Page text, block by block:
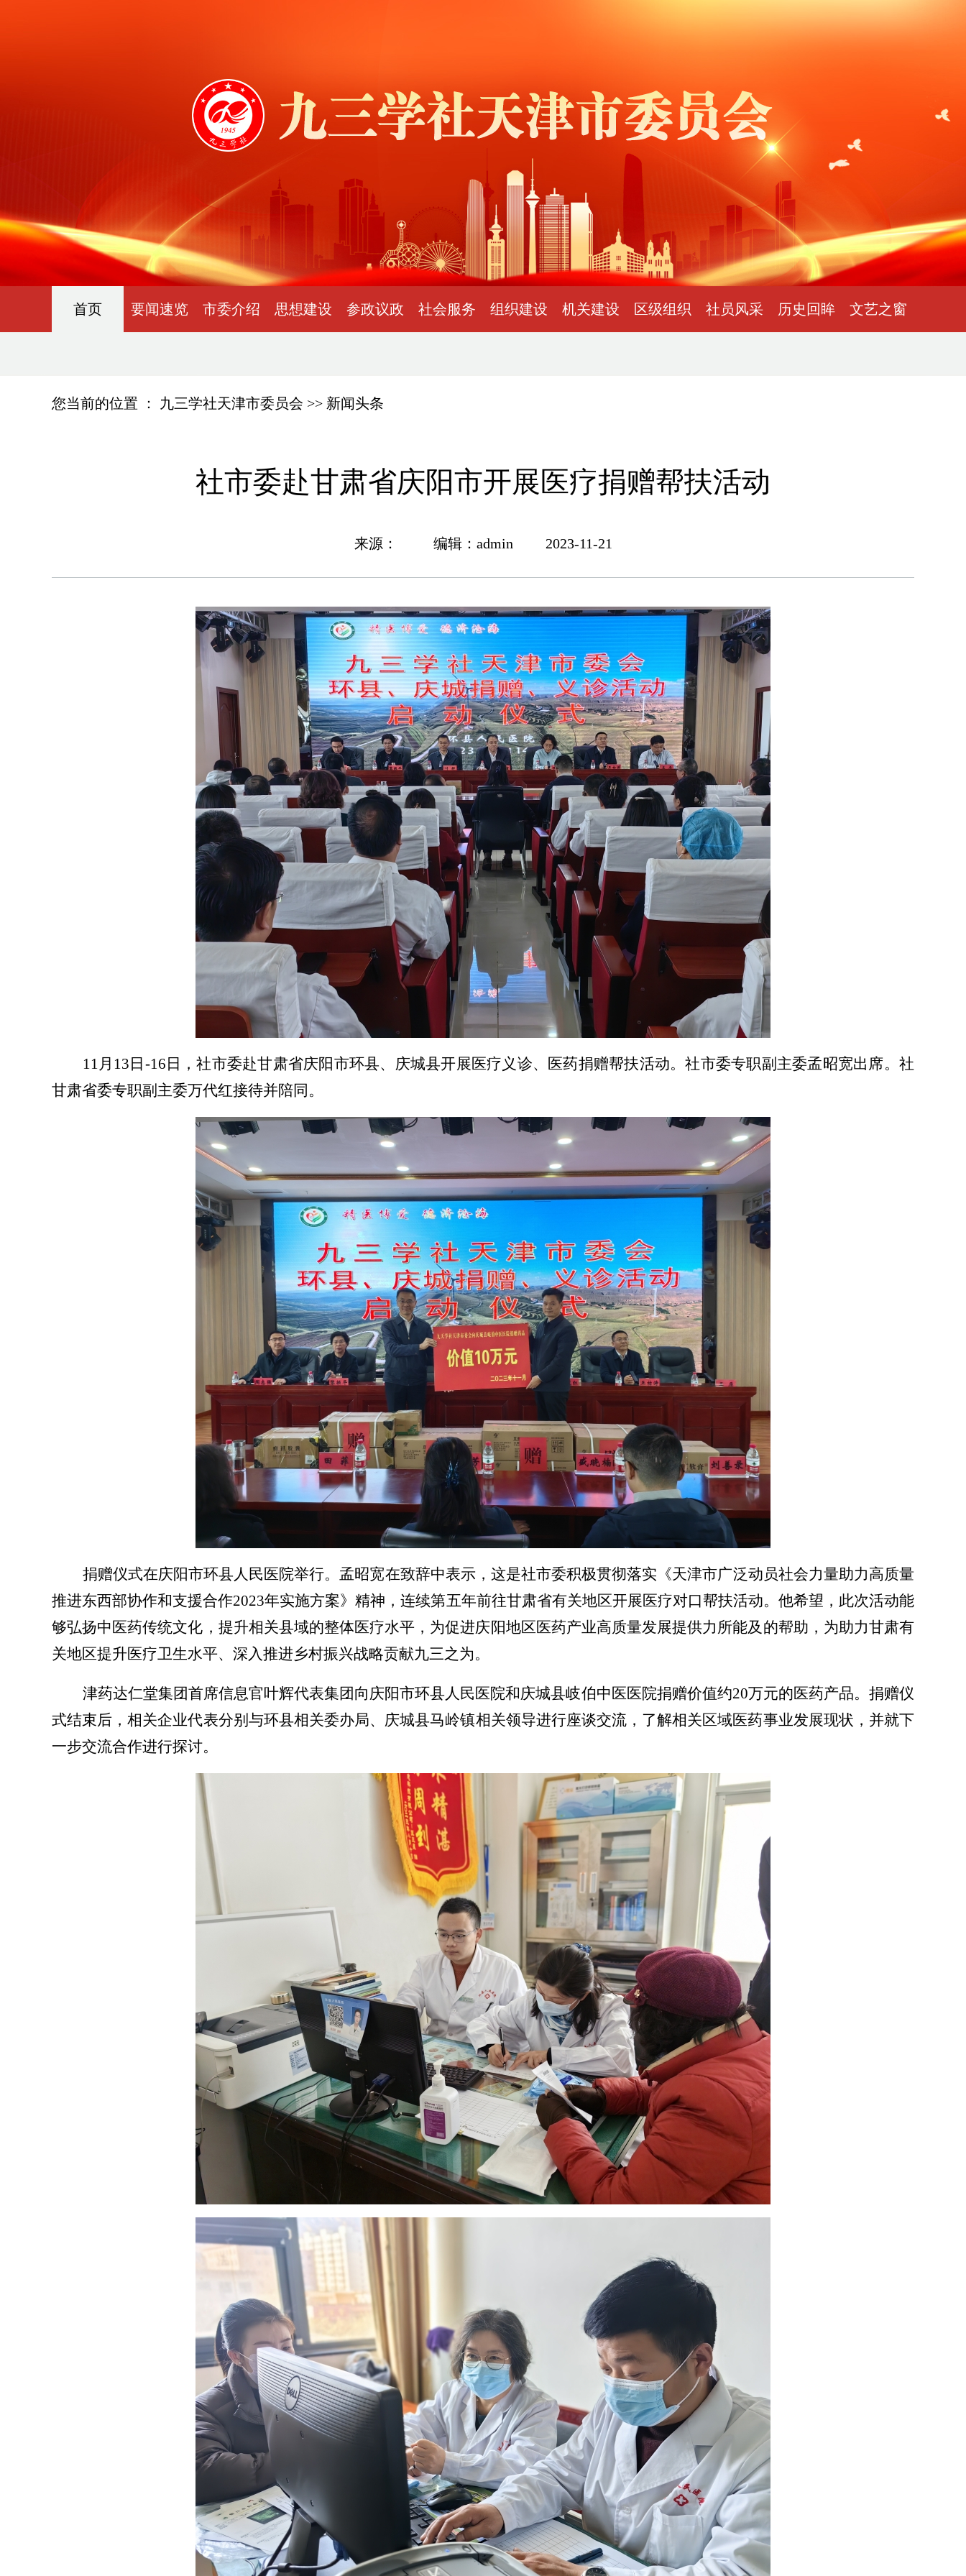
首页 要闻速览 市委介绍 思想建设 参政议政 社会服务 组织建设 机关建设 区级组织 社员风采 历史回眸 文艺之窗
您当前的位置 ： 九三学社天津市委员会 >> 新闻头条
社市委赴甘肃省庆阳市开展医疗捐赠帮扶活动
来源： 编辑：admin 2023-11-21
11月13日-16日，社市委赴甘肃省庆阳市环县、庆城县开展医疗义诊、医药捐赠帮扶活动。社市委专职副主委孟昭宽出席。社
甘肃省委专职副主委万代红接待并陪同。
捐赠仪式在庆阳市环县人民医院举行。孟昭宽在致辞中表示，这是社市委积极贯彻落实《天津市广泛动员社会力量助力高质量
推进东西部协作和支援合作2023年实施方案》精神 ，连续第五年前往甘肃省有关地区开展医疗对口帮扶活动。 他希望 ， 此次活动能
够弘扬中医药传统文化，提升相关县域的整体医疗水平，为促进庆阳地区医药产业高质量发展提供力所能及的帮助 ， 为助力甘肃有
关地区提升医疗卫生水平、深入推进乡村振兴战略贡献九三之为。
津药达仁堂集团首席信息官叶辉代表集团向庆阳市环县人民医院和庆城县岐伯中医医院捐赠价值约20万元的医药产品。 捐赠仪
式结束后，相关企业代表分别与环县相关委办局、庆城县马岭镇相关领导进行座谈交流，了解相关区域医药事业发展现状， 并就下
一步交流合作进行探讨。